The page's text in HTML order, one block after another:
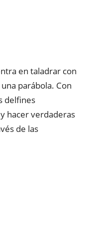
en taladrar con
parábola. Con
delfines
hacer verdaderas
de las